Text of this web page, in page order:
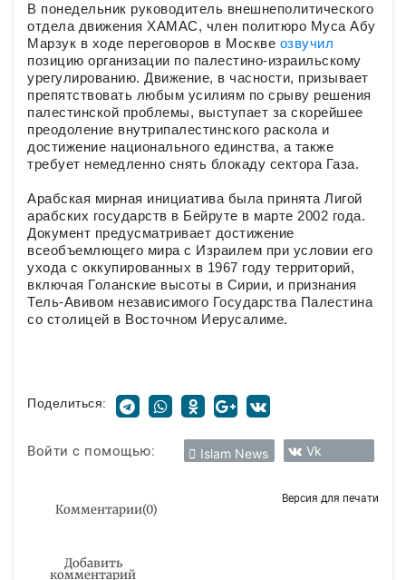
В понедельник руководитель внешнеполитического
отдела движения ХАМАС, член политюро Муса Абу
Марзук в ходе переговоров в Москве озвучил
позицию организации по палестино-израильскому
урегулированию. Движение, в часности, призывает
препятствовать любым усилиям по срыву решения
палестинской проблемы, выступает за скорейшее
преодоление внутрипалестинского раскола и
достижение национального единства, а также
требует немедленно снять блокаду сектора Газа.
Арабская мирная инициатива была принята Лигой
арабских государств в Бейруте в марте 2002 года.
Документ предусматривает достижение
всеобъемлющего мира с Израилем при условии его
ухода с оккупированных в 1967 году территорий,
включая Голанские высоты в Сирии, и признания
Тель-Авивом независимого Государства Палестина
со столицей в Восточном Иерусалиме.
Поделиться:
Войти с помощью: Islam News Vk
Комментарии(0)
Версия для печати
Добавить
комментарий